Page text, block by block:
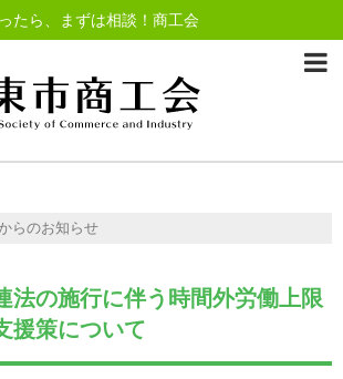
たら、まずは相談！商工会
らのお知らせ
法の施行に伴う時間外労働上限
援策について